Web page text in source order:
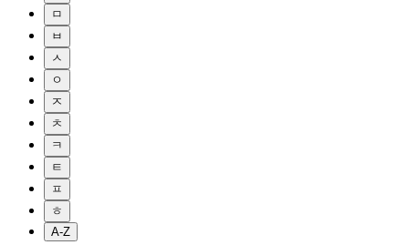
ㅁ
ㅂ
ㅅ
ㅇ
ㅈ
ㅊ
ㅋ
ㅌ
ㅍ
ㅎ
A-Z